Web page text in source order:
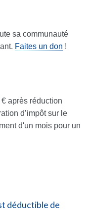
sa communauté
Faites un don !
après réduction
d’impôt sur le
d'un mois pour un
déductible de